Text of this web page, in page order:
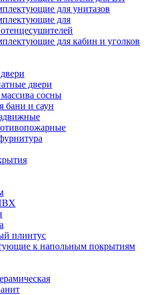
для унитазов
для
для кабин и уголков
двери
сосны
бани и саун
плинтус
к напольным покрытиям